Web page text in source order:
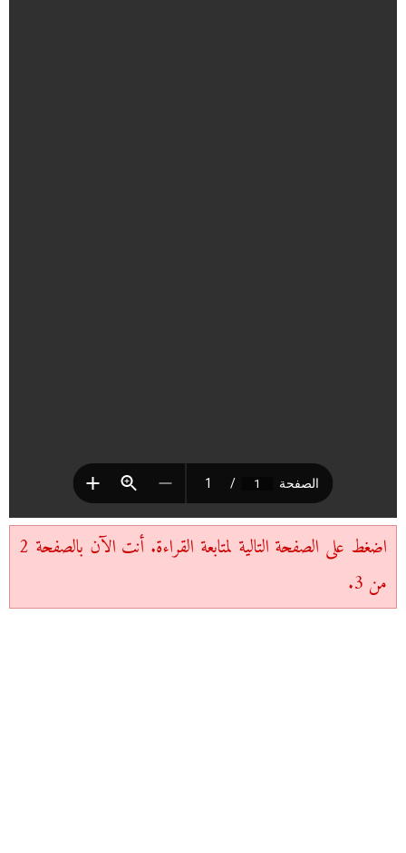
اضغط على الصفحة التالية لمتابعة القراءة. أنت الآن بالصفحة 2
من 3.